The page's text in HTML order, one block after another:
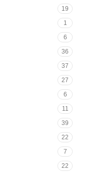
19
1
6
36
37
27
6
11
39
22
7
22